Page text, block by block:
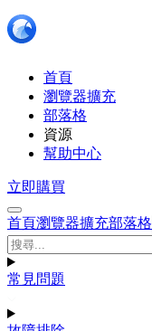
首頁
瀏覽器擴充
部落格
資源
幫助中心
立即購買
首頁瀏覽器擴充部落格
常見問題